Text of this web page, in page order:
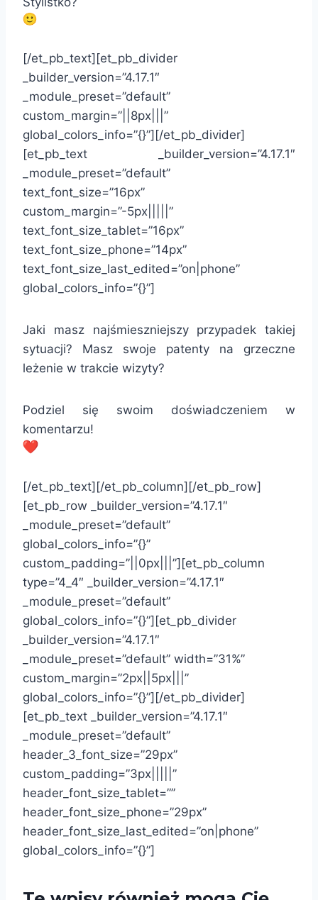
[/et_pb_text][et_pb_divider
_builder_version=”4.17.1″
_module_preset=”default”
custom_margin=”||8px|||”
global_colors_info=”{}”][/et_pb_divider]
[et_pb_text _builder_version=”4.17.1″
_module_preset=”default”
text_font_size=”16px”
custom_margin=”-5px|||||”
text_font_size_tablet=”16px”
text_font_size_phone=”14px”
text_font_size_last_edited=”on|phone”
global_colors_info=”{}”]
Jaki masz najśmieszniejszy przypadek takiej
sytuacji? Masz swoje patenty na grzeczne
leżenie w trakcie wizyty?
Podziel się swoim doświadczeniem w
komentarzu!
[/et_pb_text][/et_pb_column][/et_pb_row]
[et_pb_row _builder_version=”4.17.1″
_module_preset=”default”
global_colors_info=”{}”
custom_padding=”||0px|||”][et_pb_column
type=”4_4″ _builder_version=”4.17.1″
_module_preset=”default”
global_colors_info=”{}”][et_pb_divider
_builder_version=”4.17.1″
_module_preset=”default” width=”31%”
custom_margin=”2px||5px|||”
global_colors_info=”{}”][/et_pb_divider]
[et_pb_text _builder_version=”4.17.1″
_module_preset=”default”
header_3_font_size=”29px”
custom_padding=”3px|||||”
header_font_size_tablet=””
header_font_size_phone=”29px”
header_font_size_last_edited=”on|phone”
global_colors_info=”{}”]